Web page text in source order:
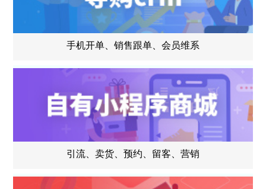
手机开单、销售跟单、会员维系
引流、卖货、预约、留客、营销